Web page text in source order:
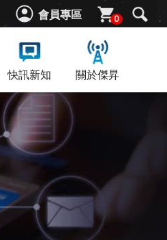
會員專區 0
快訊新知 關於傑昇